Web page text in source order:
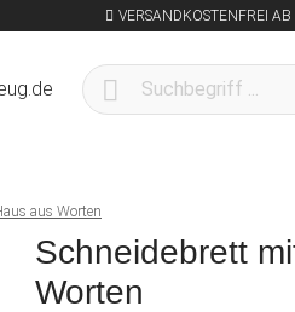
VERSANDKOSTENFREI
aus Worten
Schneidebrett
Worten